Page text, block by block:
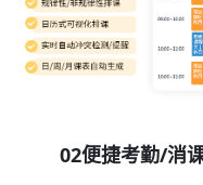
02便捷考勤/消